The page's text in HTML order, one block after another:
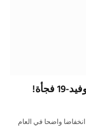
حالات الوفيات المرتبطة بـ”كوفيد-19″ انخفاضا واضحا في العام